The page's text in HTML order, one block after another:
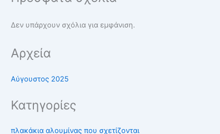
Δεν υπάρχουν σχόλια για εμφάνιση.
Αρχεία
Αύγουστος 2025
Κατηγορίες
πλακάκια αλουμίνας που σχετίζονται